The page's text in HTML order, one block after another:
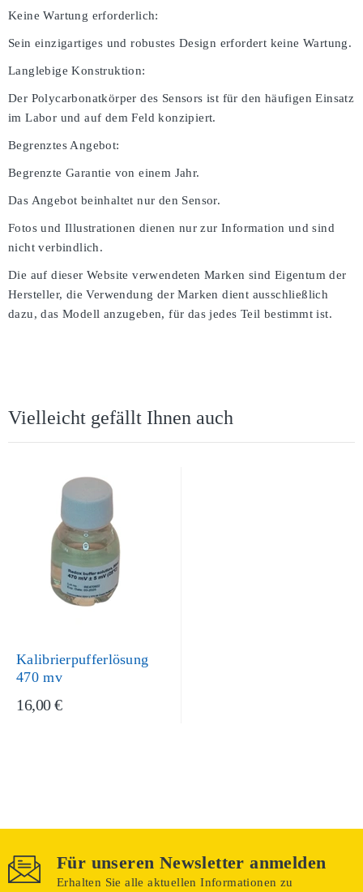
Keine Wartung erforderlich:
Sein einzigartiges und robustes Design erfordert keine Wartung.
Langlebige Konstruktion:
Der Polycarbonatkörper des Sensors ist für den häufigen Einsatz
im Labor und auf dem Feld konzipiert.
Begrenztes Angebot:
Begrenzte Garantie von einem Jahr.
Das Angebot beinhaltet nur den Sensor.
Fotos und Illustrationen dienen nur zur Information und sind
nicht verbindlich.
Die auf dieser Website verwendeten Marken sind Eigentum der
Hersteller, die Verwendung der Marken dient ausschließlich
dazu, das Modell anzugeben, für das jedes Teil bestimmt ist.
Vielleicht gefällt Ihnen auch
Kalibrierpufferlösung
470 mv
16,00 €
Für unseren Newsletter anmelden
Erhalten Sie alle aktuellen Informationen zu